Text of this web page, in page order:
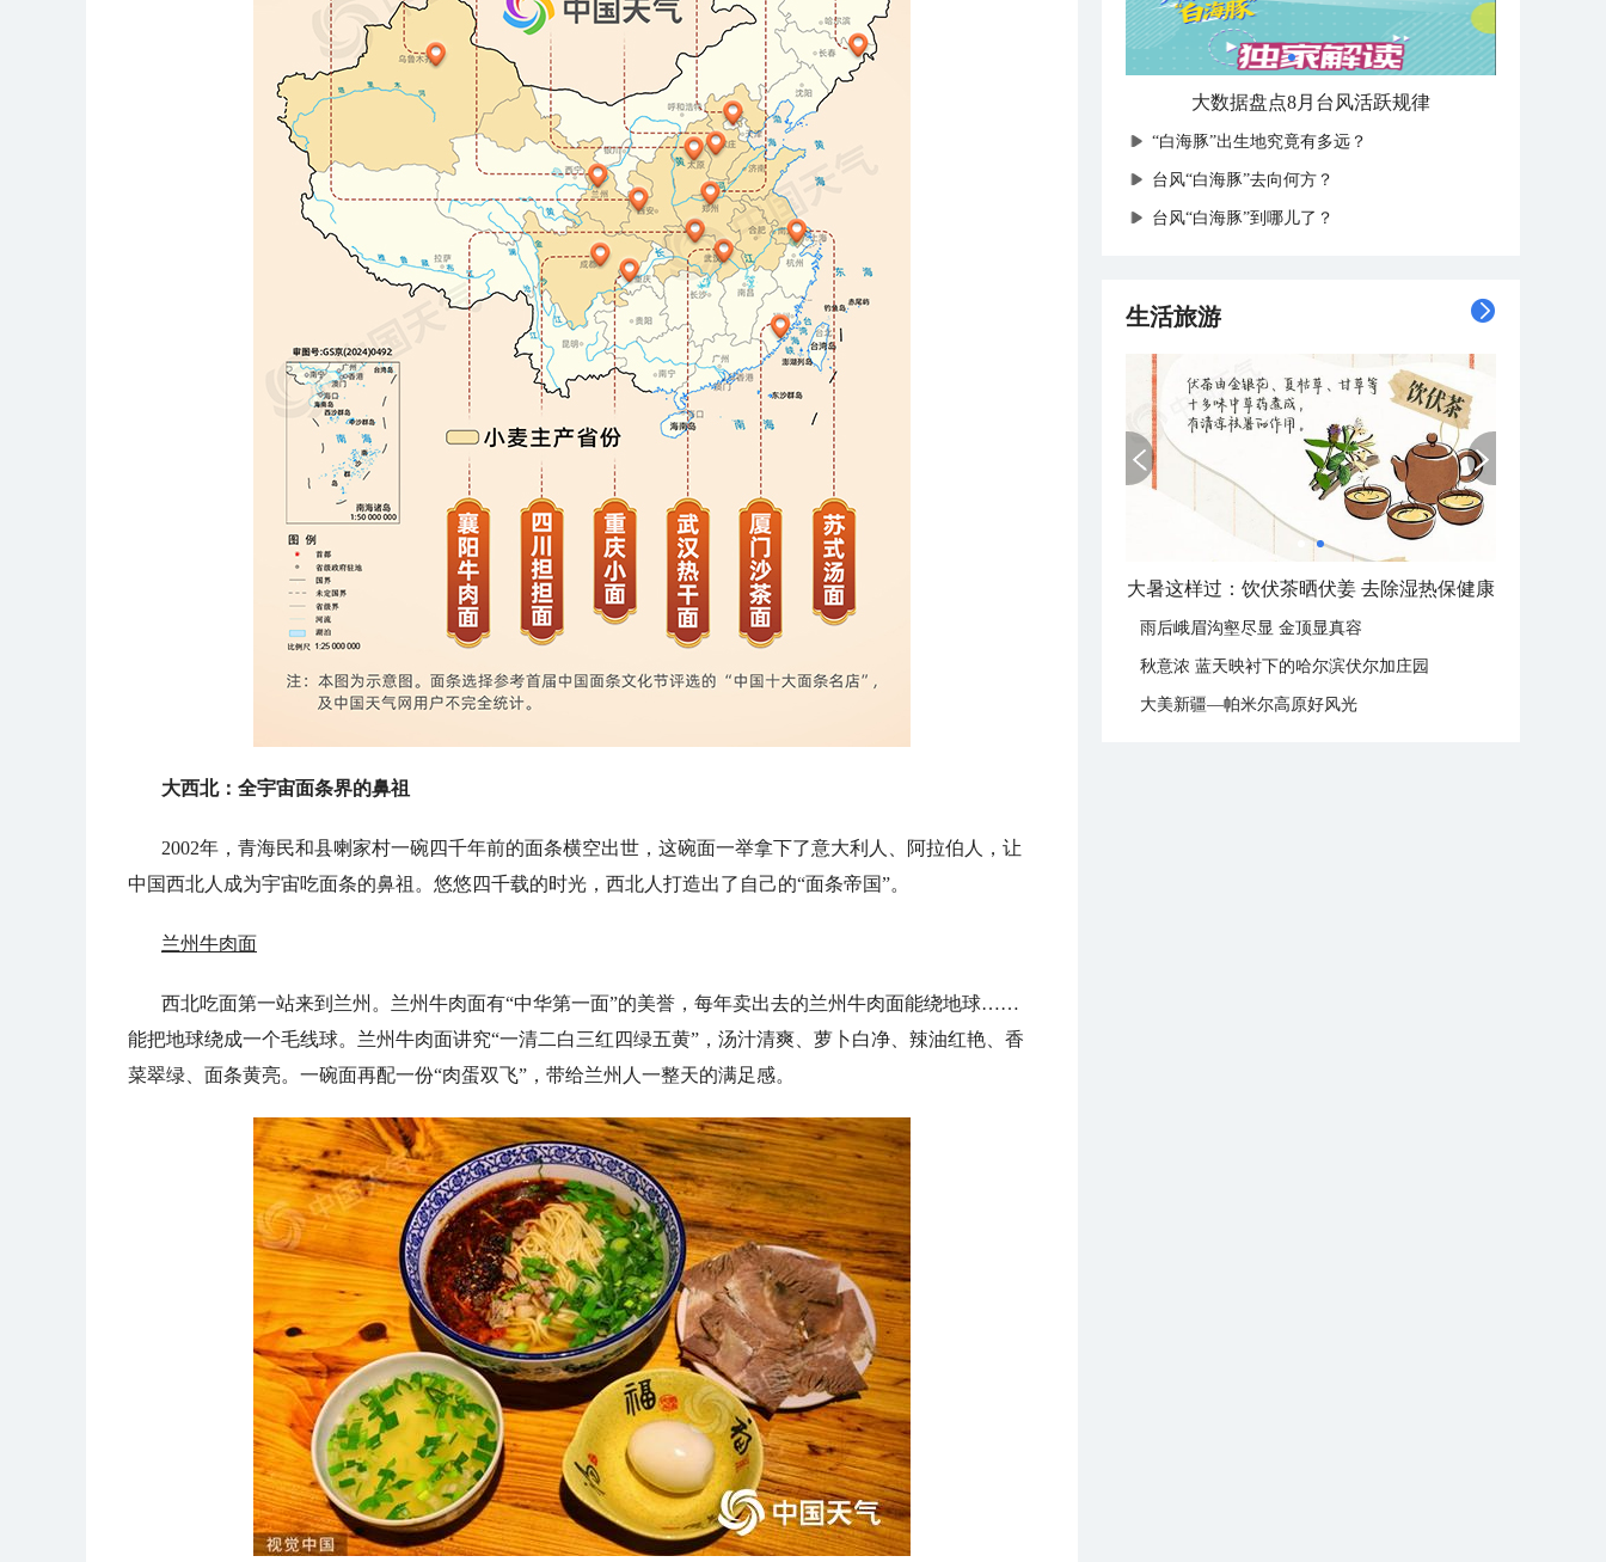
大西北：全宇宙面条界的鼻祖
2002年，青海民和县喇家村一碗四千年前的面条横空出世，这碗面一举拿下了意大利人、阿拉伯人，让
中国西北人成为宇宙吃面条的鼻祖。悠悠四千载的时光，西北人打造出了自己的“面条帝国”。
兰州牛肉面
西北吃面第一站来到兰州。兰州牛肉面有“中华第一面”的美誉，每年卖出去的兰州牛肉面能绕地球……
能把地球绕成一个毛线球。兰州牛肉面讲究“一清二白三红四绿五黄”，汤汁清爽、萝卜白净、辣油红艳、香
菜翠绿、面条黄亮。一碗面再配一份“肉蛋双飞”，带给兰州人一整天的满足感。
海水越热台风越猛？
“白海豚”出生地究竟有多远？
台风“白海豚”去向何方？
台风“白海豚”到哪儿了？
生活旅游
大暑节气：南方暑热盛行防伏旱 北方雨季陆续开启
雨后峨眉沟壑尽显 金顶显真容
秋意浓 蓝天映衬下的哈尔滨伏尔加庄园
大美新疆—帕米尔高原好风光